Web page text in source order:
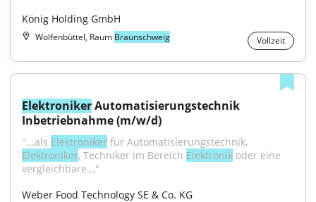
König Holding GmbH
Wolfenbüttel, Raum Braunschweig Vollzeit
Elektroniker Automatisierungstechnik
Inbetriebnahme (m/w/d)
"...als Elektroniker
Elektroniker, Techniker im Bereich Elektronik oder eine
vergleichbare..."
Weber Food Technology SE & Co. KG